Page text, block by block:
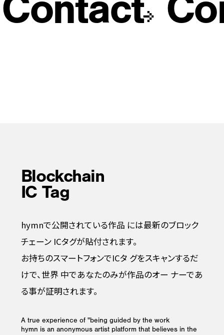
Blockchain
IC Tag
hymnで公開されている作品 には最新のブロック
チェーンICタグが貼付されます。
お持ちのスマートフォンでICタ グをスキャンするだ
けで、世界 中であなたのみが作品のオー ナーであ
る事が証明されます。
A true experience of "being guided by the work
hymn is an anonymous artist platform that believes in the